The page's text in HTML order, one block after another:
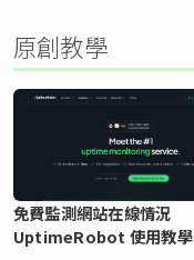
原創教學
免費監測網站在線情況
UptimeRobot 使用教學